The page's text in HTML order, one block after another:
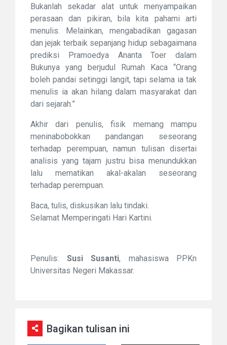
Bukanlah sekadar alat untuk menyampaikan
perasaan dan pikiran, bila kita pahami arti
menulis. Melainkan, mengabadikan gagasan
dan jejak terbaik sepanjang hidup sebagaimana
prediksi Pramoedya Ananta Toer dalam
Bukunya yang berjudul Rumah Kaca “Orang
boleh pandai setinggi langit, tapi selama ia tak
menulis ia akan hilang dalam masyarakat dan
dari sejarah.”
Akhir dari penulis, fisik memang mampu
meninabobokkan pandangan seseorang
terhadap perempuan, namun tulisan disertai
analisis yang tajam justru bisa menundukkan
lalu mematikan akal-akalan seseorang
terhadap perempuan.
Baca, tulis, diskusikan lalu tindaki.
Selamat Memperingati Hari Kartini.
Penulis: Susi Susanti, mahasiswa PPKn
Universitas Negeri Makassar.
Bagikan tulisan ini